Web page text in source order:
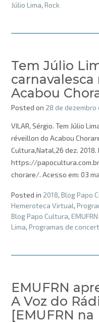
Júlio Lima, Rock
Tem Júlio
Acabou
Posted on 28 de dezembro
VILAR, Sérgio. Tem Júlio
réveillon do Acabou
Cultura,Natal,26 dez. 2018.
https://
chorare/. Acesso em: 03
Posted in 2018, Blog Papo
Hemeroteca Virtual,
Blog Papo Cultura,
Lima, Programas de
EMUFRN
A Voz do
[EMUFRN